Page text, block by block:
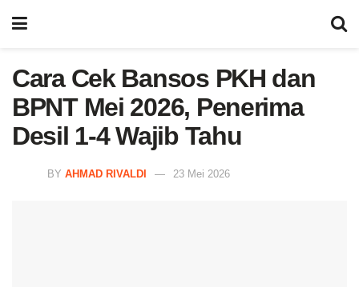
Cara Cek Bansos PKH dan
BPNT Mei 2026, Penerima
Desil 1-4 Wajib Tahu
BY AHMAD RIVALDI 23 Mei 2026